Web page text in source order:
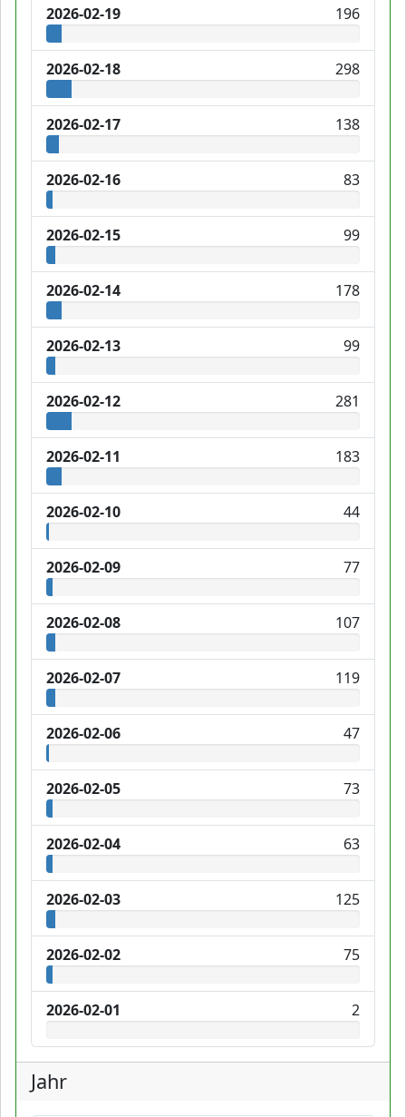
2026-02-19 196
2026-02-18 298
2026-02-17 138
2026-02-16 83
2026-02-15 99
2026-02-14 178
2026-02-13 99
2026-02-12 281
2026-02-11 183
2026-02-10 44
2026-02-09 77
2026-02-08 107
2026-02-07 119
2026-02-06 47
2026-02-05 73
2026-02-04 63
2026-02-03 125
2026-02-02 75
2026-02-01 2
Jahr